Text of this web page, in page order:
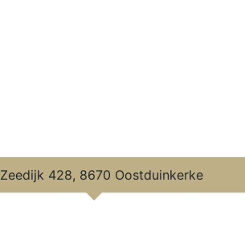
Zeedijk 428, 8670 Oostduinkerke